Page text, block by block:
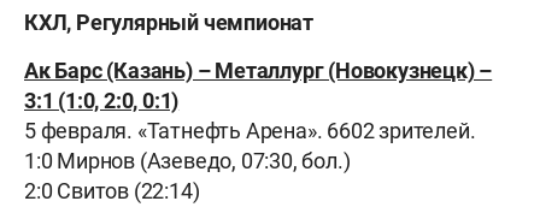
КХЛ, Регулярный чемпионат
Ак Барс (Казань) – Металлург (Новокузнецк) –
3:1 (1:0, 2:0, 0:1)
5 февраля. «Татнефть Арена». 6602 зрителей.
1:0 Мирнов (Азеведо, 07:30, бол.)
2:0 Свитов (22:14)